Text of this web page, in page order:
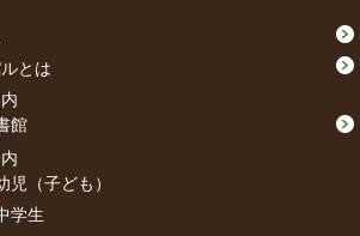
とは
館
児（子ども）
学生